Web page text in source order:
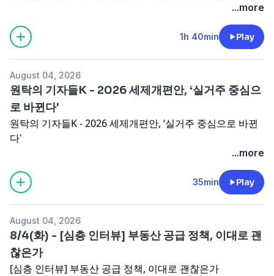
...more
1h 40min Play
August 04, 2026
원탁의 기자들K - 2026 세제개편안, ‘실거주 중심으
로 바뀐다'
원탁의 기자들K - 2026 세제개편안, ‘실거주 중심으로 바뀐
다'
...more
35min Play
August 04, 2026
8/4(화) - [심층 인터뷰] 부동산 공급 정책, 이대로 괜
찮은가
[심층 인터뷰] 부동산 공급 정책, 이대로 괜찮은가